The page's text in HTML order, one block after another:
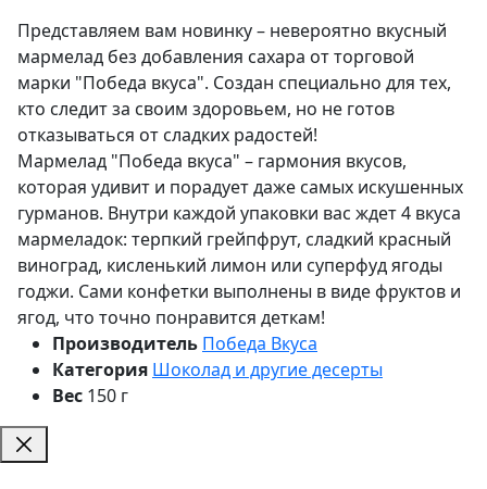
Представляем вам новинку – невероятно вкусный
мармелад без добавления сахара от торговой
марки "Победа вкуса". Создан специально для тех,
кто следит за своим здоровьем, но не готов
отказываться от сладких радостей!
Мармелад "Победа вкуса" – гармония вкусов,
которая удивит и порадует даже самых искушенных
гурманов. Внутри каждой упаковки вас ждет 4 вкуса
мармеладок: терпкий грейпфрут, сладкий красный
виноград, кисленький лимон или суперфуд ягоды
годжи. Сами конфетки выполнены в виде фруктов и
ягод, что точно понравится деткам!
Производитель Победа Вкуса
Категория Шоколад и другие десерты
Вес 150 г